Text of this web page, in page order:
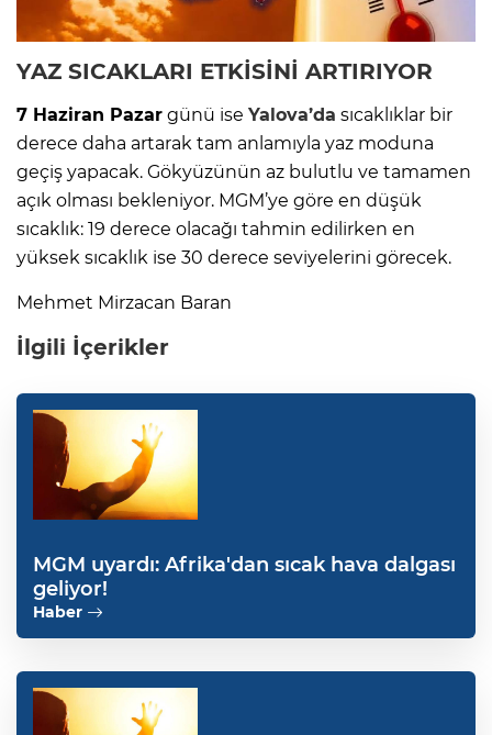
YAZ SICAKLARI ETKİSİNİ ARTIRIYOR
7 Haziran Pazar günü ise Yalova’da sıcaklıklar bir
derece daha artarak tam anlamıyla yaz moduna
geçiş yapacak. Gökyüzünün az bulutlu ve tamamen
açık olması bekleniyor. MGM’ye göre en düşük
sıcaklık: 19 derece olacağı tahmin edilirken en
yüksek sıcaklık ise 30 derece seviyelerini görecek.
Mehmet Mirzacan Baran
İlgili İçerikler
MGM uyardı: Afrika'dan sıcak hava dalgası
geliyor!
Haber